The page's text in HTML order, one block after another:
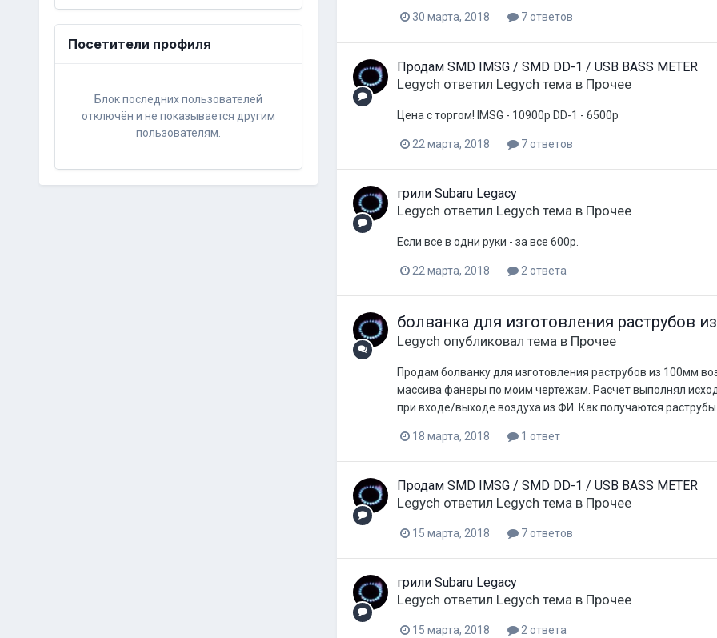
Посетители профиля
Блок последних пользователей
отключён и не показывается другим
пользователям.
30 марта, 2018 7 ответов
Продам SMD IMSG / SMD DD-1 / USB BASS METER
Legych ответил Legych тема в Прочее
Цена с торгом! IMSG - 10900р DD-1 - 6500р
22 марта, 2018 7 ответов
грили Subaru Legacy
Legych ответил Legych тема в Прочее
Если все в одни руки - за все 600р.
22 марта, 2018 2 ответа
болванка для изготовления раструбов
Legych опубликовал тема в Прочее
Продам болванку для изготовления раструбов из 100мм
массива фанеры по моим чертежам. Расчет выполнял
при входе/выходе воздуха из ФИ. Как получаются
18 марта, 2018 1 ответ
Продам SMD IMSG / SMD DD-1 / USB BASS METER
Legych ответил Legych тема в Прочее
15 марта, 2018 7 ответов
грили Subaru Legacy
Legych ответил Legych тема в Прочее
15 марта, 2018 2 ответа